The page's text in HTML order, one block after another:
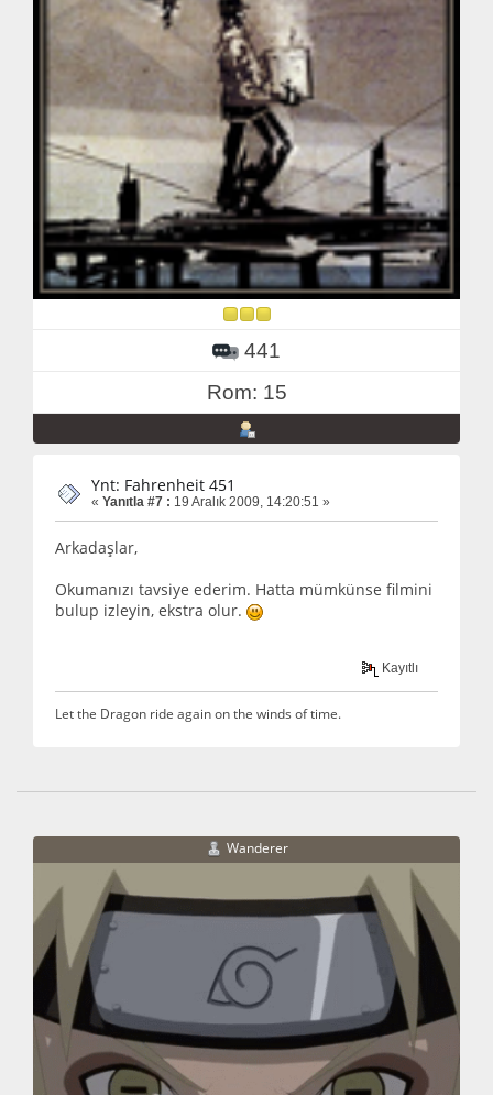
441
Rom: 15
Ynt: Fahrenheit 451
« Yanıtla #7 : 19 Aralık 2009, 14:20:51 »
Arkadaşlar,
Okumanızı tavsiye ederim. Hatta mümkünse filmini
bulup izleyin, ekstra olur.
Kayıtlı
Let the Dragon ride again on the winds of time.
Wanderer